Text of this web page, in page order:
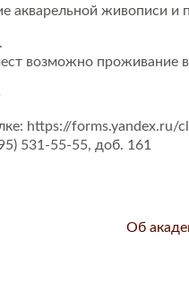
акварельной живописи
возможно
https://forms.yandex.ru/
531-55-55, доб. 161
Об